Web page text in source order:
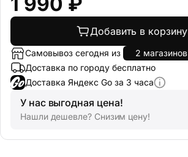
Добавить в корзину
Самовывоз сегодня из
2 магазинов
Доставка по городу бесплатно
Доставка Яндекс Go за 3 часа
У нас выгодная цена!
Нашли дешевле? Снизим цену!